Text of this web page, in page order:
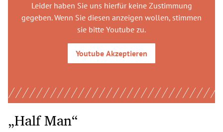
Leider haben Sie uns hierfür keine Zustimmung
gegeben. Wenn Sie diesen anzeigen wollen, stimmen
sie bitte Youtube zu.
Youtube Akzeptieren
„Half Man“